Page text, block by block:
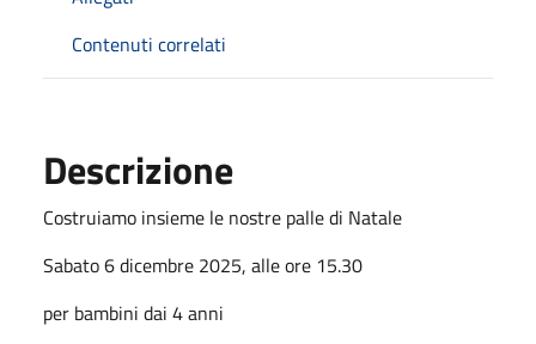
Contenuti correlati
Descrizione
Costruiamo insieme le nostre palle di Natale
Sabato 6 dicembre 2025, alle ore 15.30
per bambini dai 4 anni